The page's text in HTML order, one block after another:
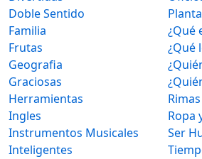
Doble Sentido
Familia
Frutas
Geografia
Graciosas
Herramientas
Ingles
Instrumentos Musicales
Inteligentes
¿Qué
¿Qué
Rimas
Ropa
Ser